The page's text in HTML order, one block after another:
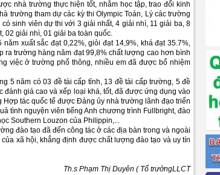
nhà trường thực hiện tốt, nhằm học tập, trao đổi kinh
trường tham dự các kỳ thi Olympic Toán, Lý các trường
sinh viên dự thi với 3 giải nhất, 4 giải nhì, 11 giải ba, 8
02 giải nhì, 01 giải ba toàn quốc.
xuất sắc đạt 0,22%, giỏi đạt 14,9%, khá đạt 35.7%,
ra trường hàng năm đạt 99,8% chất lượng cao hơn bình
việc ở trường phổ thông, nhiều em đã được bổ nhiệm
5 năm có 03 đề tài cấp tỉnh, 13 đề tài cấp trường, 5 đề
giá cao và xếp loại khá, tốt, đã được ứng dụng vào
Hợp tác quốc tế được Đảng ủy nhà trường lãnh đạo triển
tình nguyện viên tiếng Anh chương trình Fullbright, đào
Southern Louzon của Philippin,...
đào tạo đã đến công tác ở các địa bàn trong và ngoài
xã hội, khẳng định được chất lượng đào tạo và uy tín
Thị Duyên ( Tổ trưởngLLCT